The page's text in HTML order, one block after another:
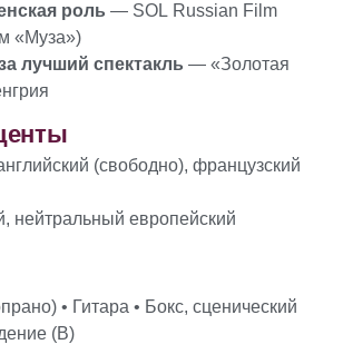
роль — SOL Russian Film
«Муза»)
лучший спектакль — «Золотая
(свободно), французский
нейтральный европейский
• Гитара • Бокс, сценический
(B)